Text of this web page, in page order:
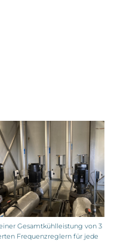
Gesamtkühlleistung von 3
Frequenzreglern für jede